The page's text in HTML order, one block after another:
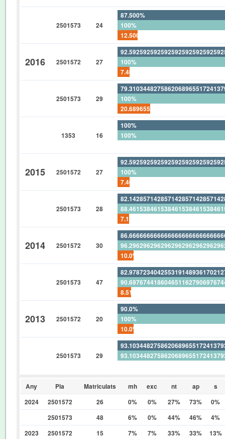
2501573 24
87.500%
100%
12.500%
2016 2501572 27
100%
2501573 29
100%
1353 16
100%
100%
2015 2501572 27
100%
2501573 28
2014 2501572 30
10.0%
2501573 47
2013 2501572 20
90.0%
100%
10.0%
2501573 29
Any Pla Matriculats mh exc nt ap
s
2024
2501572 26 0% 0% 27% 73%
0%
2501573
48 6% 0% 44% 46%
4%
2023
2501572 15 7% 7% 33% 33%
13%